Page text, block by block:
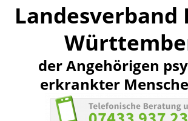
Landesverband
der Angehörigen
erkrankter